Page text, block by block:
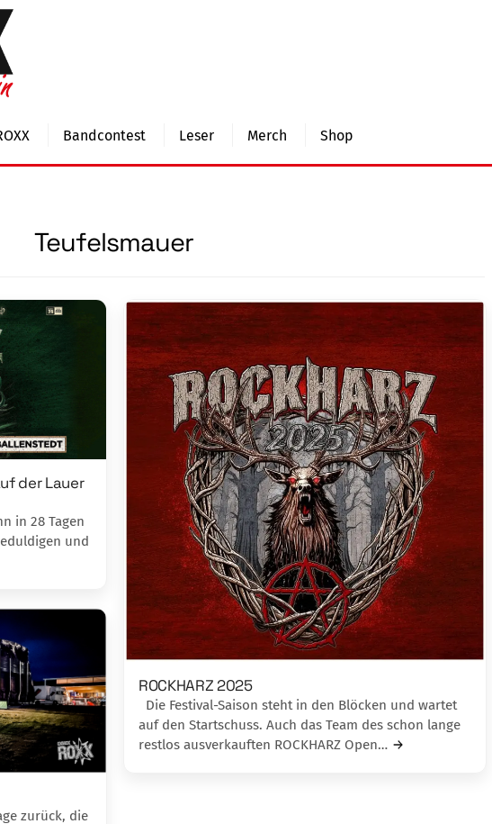
Bandcontest Leser Merch Shop
Teufelsmauer
der Lauer
in 28 Tagen
und
ROCKHARZ 2025
Die Festival-Saison steht in den Blöcken und wartet
auf den Startschuss. Auch das Team des schon lange
restlos ausverkauften ROCKHARZ Open…
zurück, die